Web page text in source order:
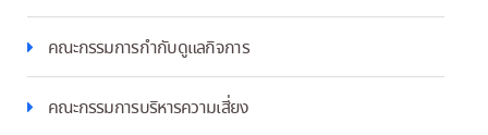
คณะกรรมการกำกับดูแลกิจการ
คณะกรรมการบริหารความเสี่ยง